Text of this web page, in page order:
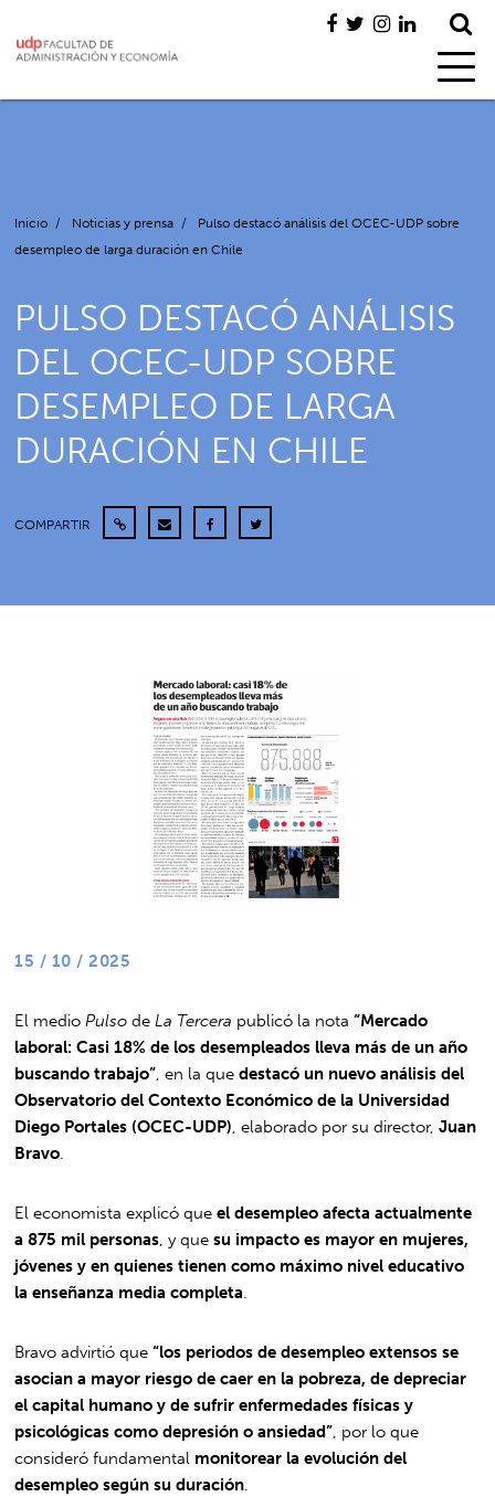
Inicio / Noticias y prensa /
Pulso destacó análisis del OCEC-UDP sobre
desempleo de larga duración en Chile
PULSO DESTACÓ ANÁLISIS
DEL OCEC-UDP SOBRE
DESEMPLEO DE LARGA
DURACIÓN EN CHILE
COMPARTIR
15 / 10 / 2025
El medio Pulso de La Tercera publicó la nota“Mercado
laboral: Casi 18% de los desempleados lleva más de un año
buscando trabajo” , en la quedestacó un nuevo análisis del
Observatorio del Contexto Económico de la Universidad
Diego Portales (OCEC-UDP) , elaborado por su director,Juan
Bravo
El economista explicó queel desempleo afecta actualmente
a 875 mil personas , y quesu impacto es mayor en mujeres,
jóvenes y en quienes tienen como máximo nivel educativo
la enseñanza media completa
Bravo advirtió que“los periodos de desempleo extensos se
asocian a mayor riesgo de caer en la pobreza, de depreciar
el capital humano y de sufrir enfermedades físicas y
psicológicas como depresión o ansiedad” , por lo que
consideró fundamental monitorear la evolución del
desempleo según su duración